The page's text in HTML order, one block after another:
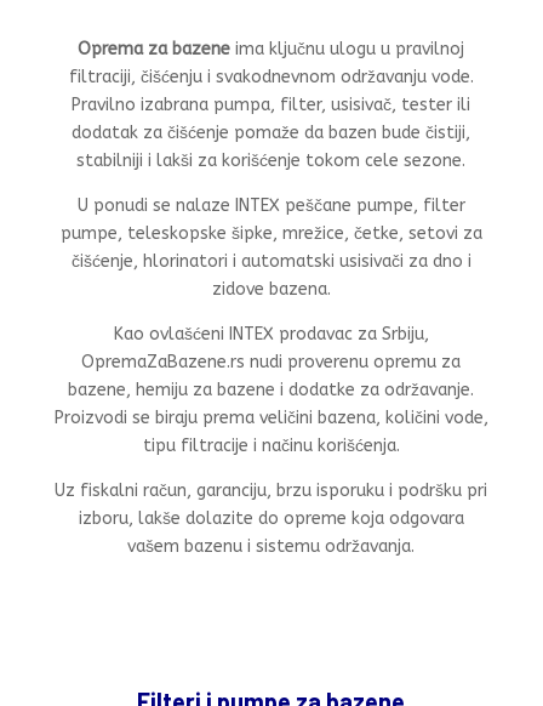
Oprema za bazene ima ključnu ulogu u pravilnoj
filtraciji, čišćenju i svakodnevnom održavanju vode.
Pravilno izabrana pumpa, filter, usisivač, tester ili
dodatak za čišćenje pomaže da bazen bude čistiji,
stabilniji i lakši za korišćenje tokom cele sezone.
U ponudi se nalaze INTEX peščane pumpe, filter
pumpe, teleskopske šipke, mrežice, četke, setovi za
čišćenje, hlorinatori i automatski usisivači za dno i
zidove bazena.
Kao ovlašćeni INTEX prodavac za Srbiju,
OpremaZaBazene.rs nudi proverenu opremu za
bazene, hemiju za bazene i dodatke za održavanje.
Proizvodi se biraju prema veličini bazena, količini vode,
tipu filtracije i načinu korišćenja.
Uz fiskalni račun, garanciju, brzu isporuku i podršku pri
izboru, lakše dolazite do opreme koja odgovara
vašem bazenu i sistemu održavanja.